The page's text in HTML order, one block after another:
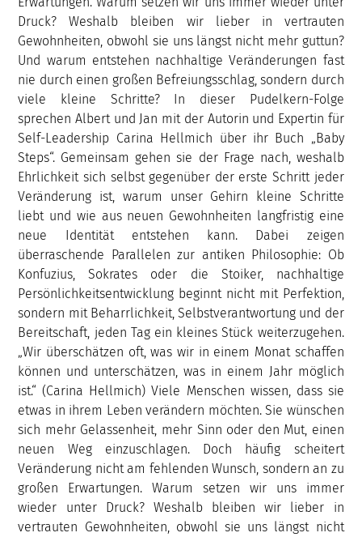
Druck? Weshalb bleiben wir lieber in vertrauten
Gewohnheiten, obwohl sie uns längst nicht mehr guttun?
Und warum entstehen nachhaltige Veränderungen fast
nie durch einen großen Befreiungsschlag, sondern durch
viele kleine Schritte? In dieser Pudelkern-Folge
sprechen Albert und Jan mit der Autorin und Expertin für
Self-Leadership Carina Hellmich über ihr Buch „Baby
Steps“. Gemeinsam gehen sie der Frage nach, weshalb
Ehrlichkeit sich selbst gegenüber der erste Schritt jeder
Veränderung ist, warum unser Gehirn kleine Schritte
liebt und wie aus neuen Gewohnheiten langfristig eine
neue Identität entstehen kann. Dabei zeigen
überraschende Parallelen zur antiken Philosophie: Ob
Konfuzius, Sokrates oder die Stoiker, nachhaltige
Persönlichkeitsentwicklung beginnt nicht mit Perfektion,
sondern mit Beharrlichkeit, Selbstverantwortung und der
Bereitschaft, jeden Tag ein kleines Stück weiterzugehen.
„Wir überschätzen oft, was wir in einem Monat schaffen
können und unterschätzen, was in einem Jahr möglich
ist.“ (Carina Hellmich) Viele Menschen wissen, dass sie
etwas in ihrem Leben verändern möchten. Sie wünschen
sich mehr Gelassenheit, mehr Sinn oder den Mut, einen
neuen Weg einzuschlagen. Doch häufig scheitert
Veränderung nicht am fehlenden Wunsch, sondern an zu
großen Erwartungen. Warum setzen wir uns immer
wieder unter Druck? Weshalb bleiben wir lieber in
vertrauten Gewohnheiten, obwohl sie uns längst nicht